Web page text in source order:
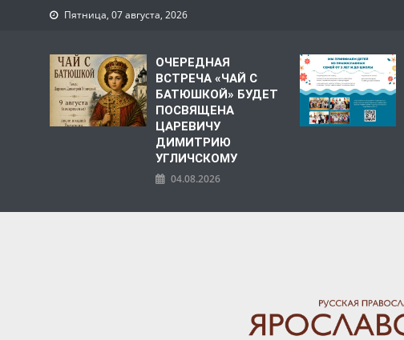
Пятница, 07 августа, 2026
ОЧЕРЕДНАЯ
ВСТРЕЧА «ЧАЙ С
БАТЮШКОЙ» БУДЕТ
ПОСВЯЩЕНА
ЦАРЕВИЧУ
ДИМИТРИЮ
УГЛИЧСКОМУ
04.08.2026